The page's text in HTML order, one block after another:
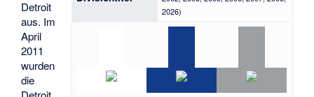
2026)
Detroit
aus. Im
April
2011
wurden
die